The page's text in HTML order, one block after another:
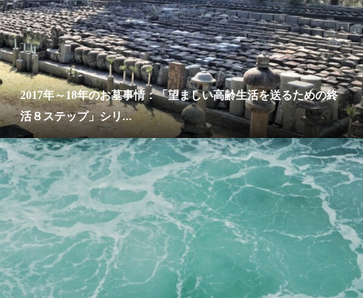
2017年～18年のお墓事情：「望ましい高齢生活を送るための終
活８ステップ」シリ...